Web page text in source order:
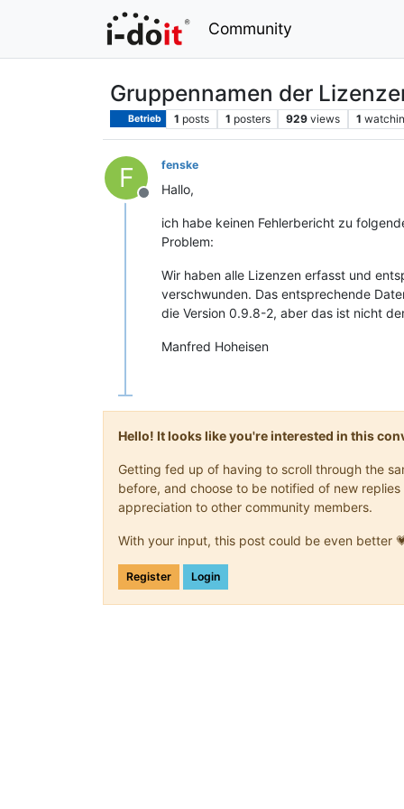
Community
Gruppennamen der
Betrieb 1 posts 1 posters 929 views 1
F
Offline
fenske
Hallo,
ich habe keinen Fehlerbericht zu
Problem:
Wir haben alle Lizenzen erfasst und
verschwunden. Das entsprechende
die Version 0.9.8-2, aber das ist nicht
Manfred Hoheisen
Hello! It looks like you're interested in this
Getting fed up of having to scroll through the
before, and choose to be notified of new
appreciation to other community members.
With your input, this post could be even better
Register Login